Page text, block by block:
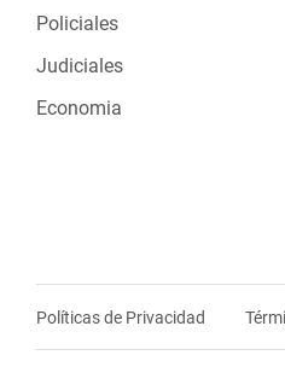
Policiales
Judiciales
Economia
Políticas de Privacidad